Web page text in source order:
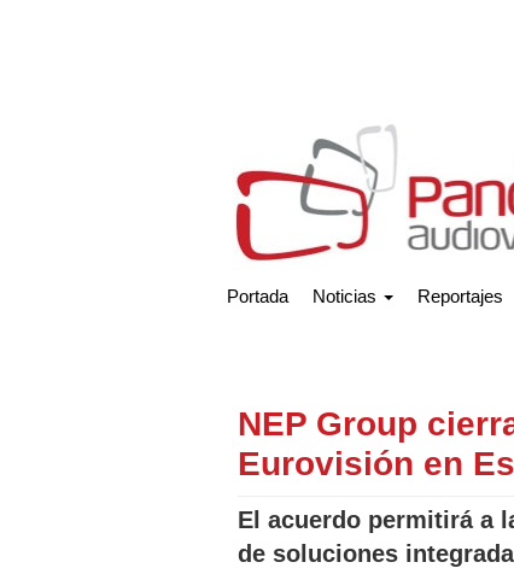
Portada Noticias Reportajes
NEP Group
Eurovisión en
El acuerdo permitirá a
de soluciones